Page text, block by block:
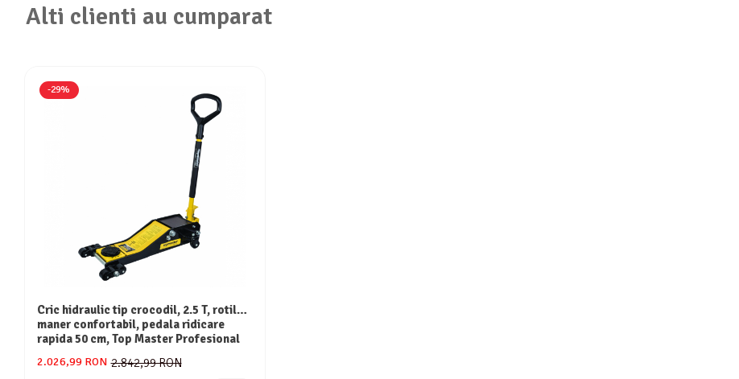
Alti clienti au cumparat
-29%
Cric hidraulic tip crocodil, 2.5 T, rotile,
maner confortabil, pedala ridicare
rapida 50 cm, Top Master Profesional
2.842,99 RON
2.026,99 RON